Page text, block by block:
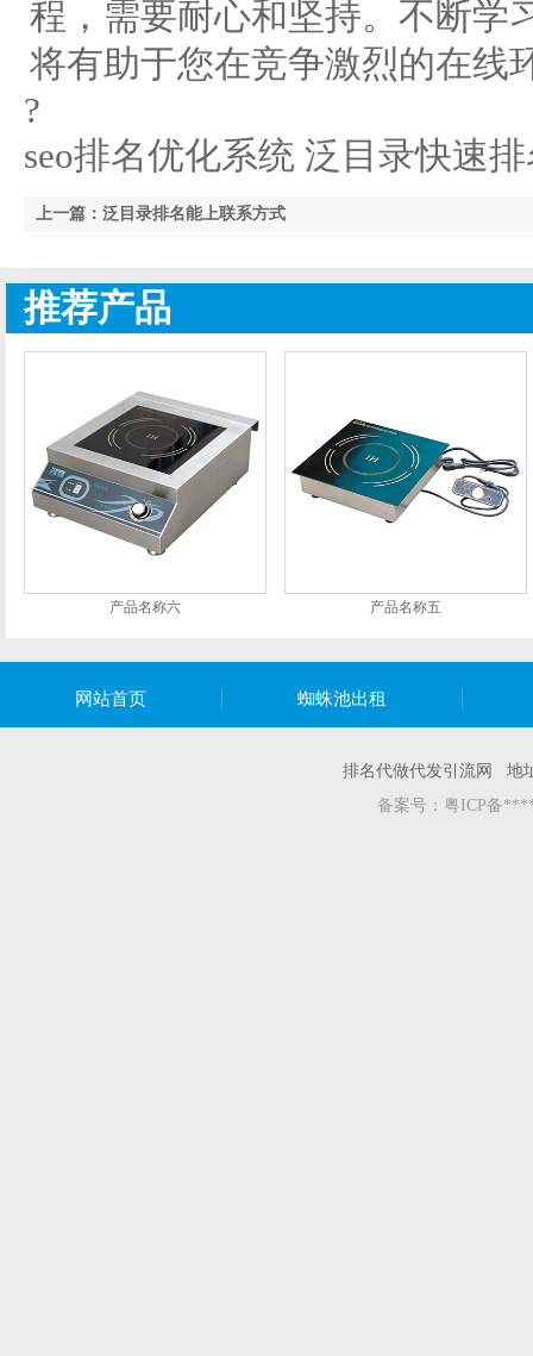
程，需要耐心和坚持。不断学
将有助于您在竞争激烈的在线
?
seo排名优化系统 泛目录快速
上一篇：泛目录排名能上联系方式
推荐产品
产品名称六 产品名称五
网站首页 蜘蛛池出租
排名代做代发引流网 地
备案号： 粤ICP备